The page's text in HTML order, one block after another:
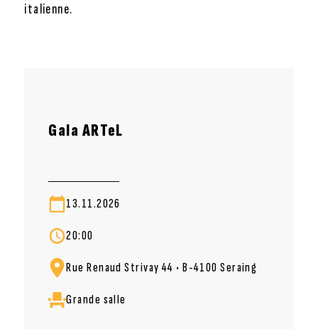
italienne.
Gala ARTeL
13.11.2026
20:00
Rue Renaud Strivay 44 • B-4100 Seraing
Grande salle